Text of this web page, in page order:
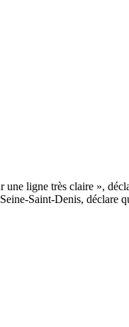
Saint-Denis, déclare